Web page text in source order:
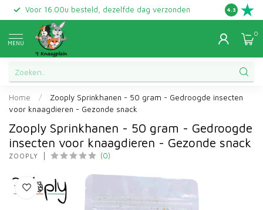
Voor 16.00u besteld, dezelfde dag verzonden Gratis
4.3
MENU
0
Home /
Zooply Sprinkhanen - 50 gram - Gedroogde insecten
voor knaagdieren - Gezonde snack
Zooply Sprinkhanen - 50 gram - Gedroogde
insecten voor knaagdieren - Gezonde snack
ZOOPLY (0)